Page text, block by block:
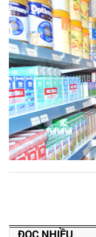
ĐỌC NHIỀU